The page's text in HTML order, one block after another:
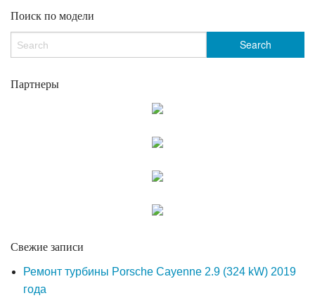
Поиск по модели
Партнеры
Свежие записи
Ремонт турбины Porsche Cayenne 2.9 (324 kW) 2019
года